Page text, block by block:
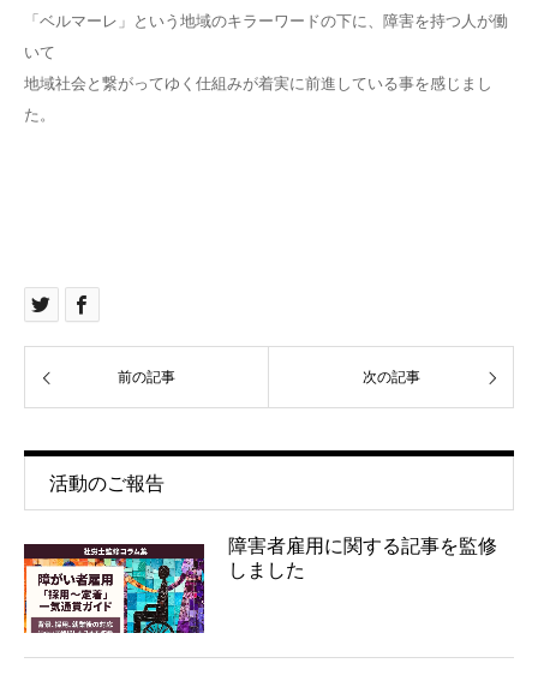
「ベルマーレ」という地域のキラーワードの下に、障害を持つ人が働
いて
地域社会と繋がってゆく仕組みが着実に前進している事を感じまし
た。
前の記事 次の記事
活動のご報告
障害者雇用に関する記事を監修
しました